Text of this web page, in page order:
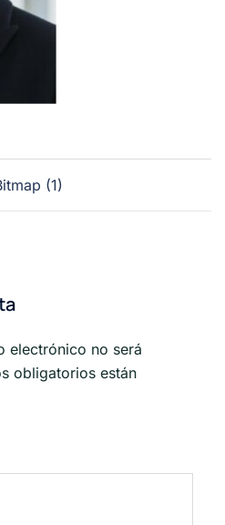
(1)
electrónico no será
obligatorios están